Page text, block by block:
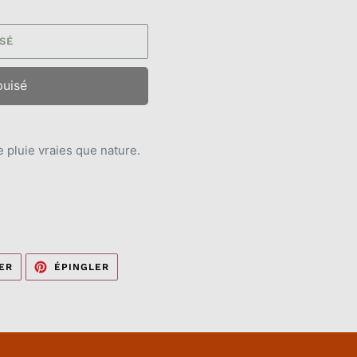
vraies que nature.
TWEETER
TWITTER
ÉPINGLER
PINTEREST